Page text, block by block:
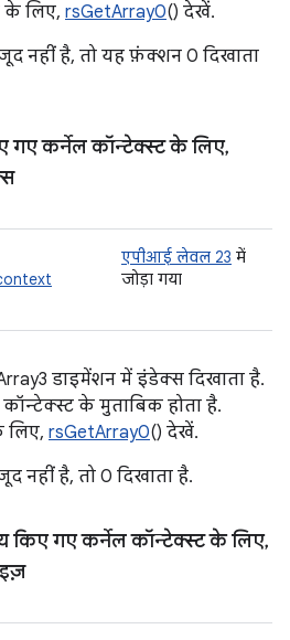
के लिए, rsGetArray0() देखें.
नहीं है, तो यह फ़ंक्शन 0 दिखाता
गए कर्नेल कॉन्टेक्स्ट के लिए,
एपीआई लेवल 23 में
जोड़ा गया
डाइमेंशन में इंडेक्स दिखाता है.
के मुताबिक होता है.
लिए, rsGetArray0() देखें.
नहीं है, तो 0 दिखाता है.
किए गए कर्नेल कॉन्टेक्स्ट के लिए,